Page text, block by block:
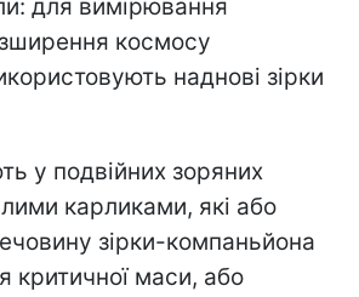
для вимірювання
космосу
наднові зірки
у подвійних зоряних
карликами, які або
зірки-компаньйона
критичної маси, або